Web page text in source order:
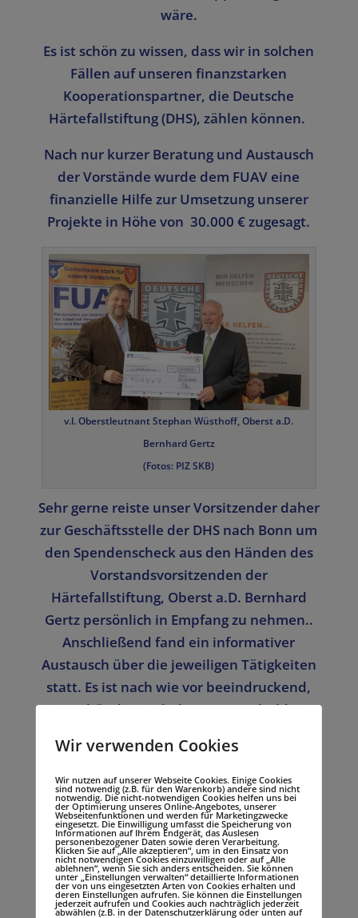
wäre.
Es ist schön zu wissen, dass wir in solchen
Fällen auf unseren finanzstarken
Kooperationspartner, die Deutsche
Härtefallstiftung (DHS), zählen können.
Nach nur kurzer Beratung und Austausch
der Vorstände wurde dem FUAV eine
finanzielle Hilfe zur Umsetzung unserer
Projekte in Höhe von 30.000 € zugesagt.
v.l. Oberstleutnant Stephan Wüsthoff, Oberst a.D.
Bernhard Gertz
(Fotos: PIZ SKB)
Sehr gerne reiste unser Vorsitzender daher
zur Geschäftsstelle der DHS nach Bonn um
den Spendenscheck aus den Händen des
Vorstandsvorsitzenden der
Härtefallstiftung, Oberst a.D. Bernhard
Gertz persönlich in Empfang zu nehmen..
Anschließend fand ein informativer
Austausch über die jeweiligen Tätigkeiten
statt. Es ist nach wie vor beeindruckend,
wie unbürokratisch die DHS unschuldig in
finanzielle Hilfen zukommen lässt. Das
Spektrum reicht von Schuldentilgung bis zu
bestimmten Therapieverfahren, wie z.B.
der tiergestützten Psychotherapie. Leider
scheint das Hilfsangebot noch nicht überall
bekannt zu sein, so der Bundesvorsitzende.
Als Kooperationspartner werden wir
selbstverständlich versuchen, diesen
Wir verwenden Cookies
Wir nutzen auf unserer Webseite Cookies. Einige Cookies
sind notwendig (z.B. für den Warenkorb) andere sind nicht
notwendig. Die nicht-notwendigen Cookies helfen uns bei
der Optimierung unseres Online-Angebotes, unserer
Webseitenfunktionen und werden für Marketingzwecke
eingesetzt. Die Einwilligung umfasst die Speicherung von
Informationen auf Ihrem Endgerät, das Auslesen
personenbezogener Daten sowie deren Verarbeitung.
Klicken Sie auf „Alle akzeptieren“, um in den Einsatz von
nicht notwendigen Cookies einzuwilligen oder auf „Alle
ablehnen“, wenn Sie sich anders entscheiden. Sie können
unter „Einstellungen verwalten“ detaillierte Informationen
der von uns eingesetzten Arten von Cookies erhalten und
deren Einstellungen aufrufen. Sie können die Einstellungen
jederzeit aufrufen und Cookies auch nachträglich jederzeit
abwählen (z.B. in der Datenschutzerklärung oder unten auf